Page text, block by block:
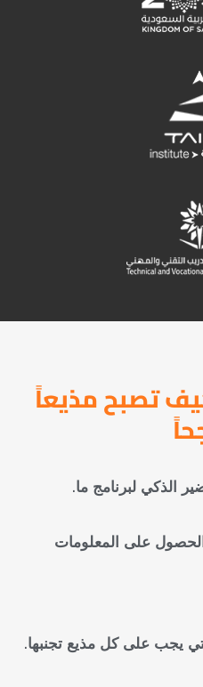
تصبح مذيعاً
الذكي لبرنامج ما.
على المعلومات
يجب على كل مذيع تجنبها.